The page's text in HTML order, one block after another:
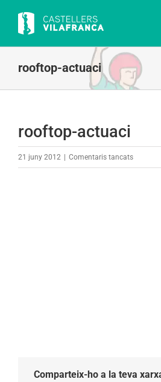
content
rooftop-actuaci
rooftop-actuaci
21 juny 2012 Comentaris tancatsa
Comparteix-ho a la teva